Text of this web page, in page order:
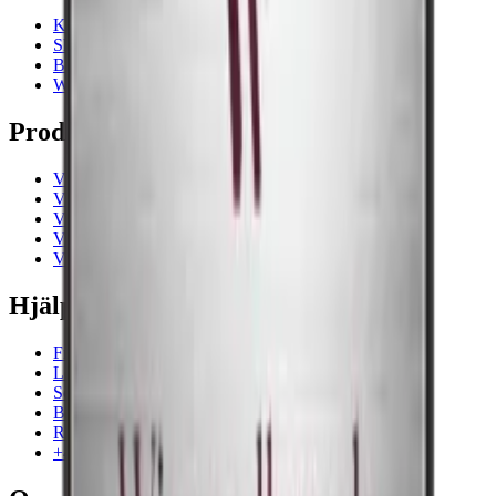
Kontakt
Showrooms
Blogg
Wiki
Produkterna
Vinkyl
Vinställ
Vinmöbler
Vintunnor
Vintillbehör
Hjälp
Frågor och svar i korthet
Leverans
Service
Betalning
Retur
+46 8 446 889 88